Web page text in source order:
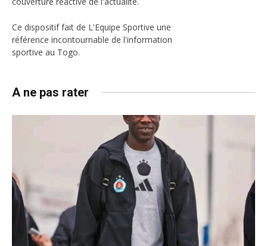
Ce dispositif fait de L'Equipe Sportive une
référence incontournable de l'information
sportive au Togo.
A ne pas rater